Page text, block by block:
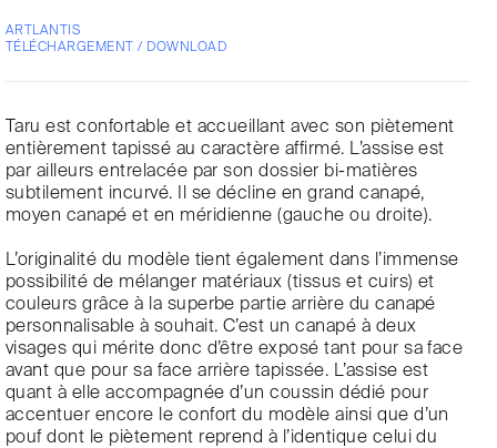
ARTLANTIS
TÉLÉCHARGEMENT / DOWNLOAD
Taru est confortable et accueillant avec son piètement
entièrement tapissé au caractère affirmé. L’assise est
par ailleurs entrelacée par son dossier bi-matières
subtilement incurvé. Il se décline en grand canapé,
moyen canapé et en méridienne (gauche ou droite).
L’originalité du modèle tient également dans l’immense
possibilité de mélanger matériaux (tissus et cuirs) et
couleurs grâce à la superbe partie arrière du canapé
personnalisable à souhait. C’est un canapé à deux
visages qui mérite donc d’être exposé tant pour sa face
avant que pour sa face arrière tapissée. L’assise est
quant à elle accompagnée d’un coussin dédié pour
accentuer encore le confort du modèle ainsi que d’un
pouf dont le piètement reprend à l’identique celui du